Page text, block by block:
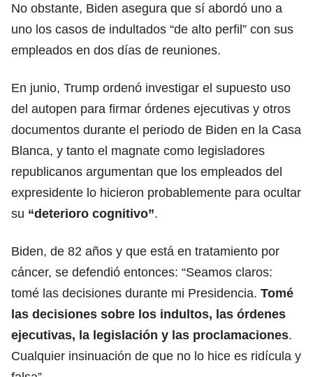
No obstante, Biden asegura que sí abordó uno a
uno los casos de indultados “de alto perfil” con sus
empleados en dos días de reuniones.
En junio, Trump ordenó investigar el supuesto uso
del autopen para firmar órdenes ejecutivas y otros
documentos durante el periodo de Biden en la Casa
Blanca, y tanto el magnate como legisladores
republicanos argumentan que los empleados del
expresidente lo hicieron probablemente para ocultar
su “deterioro cognitivo”.
Biden, de 82 años y que está en tratamiento por
cáncer, se defendió entonces: “Seamos claros:
tomé las decisiones durante mi Presidencia. Tomé
las decisiones sobre los indultos, las órdenes
ejecutivas, la legislación y las proclamaciones.
Cualquier insinuación de que no lo hice es ridícula y